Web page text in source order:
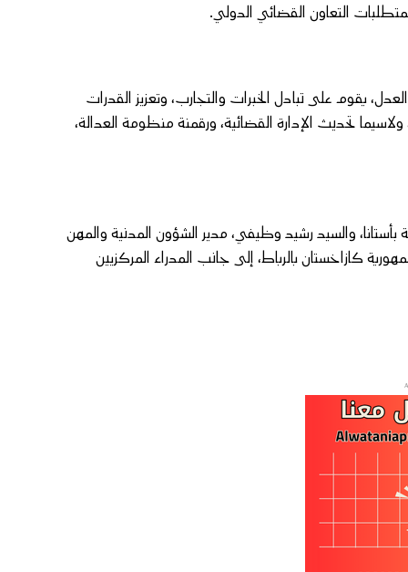
التعاون القضائي الدولي.
يقوم على تبادل الخبرات والتجارب، وتعزيز القدرات
تحديث الإدارة القضائية، ورقمنة منظومة العدالة،
والسيد رشيد وظيفي، مدير الشؤون المدنية والمهن
كازاخستان بالرباط، إلى جانب المدراء المركزيين